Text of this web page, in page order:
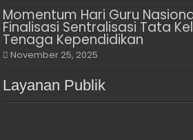
Momentum Hari Guru
Finalisasi Sentralisasi Tata
Tenaga Kependidikan
November 25, 2025
Layanan Publik